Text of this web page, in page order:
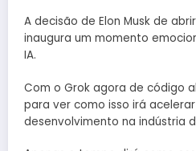
A decisão de Elon Musk de
inaugura um momento
IA.
Com o Grok agora de código
para ver como isso irá
desenvolvimento na indústria